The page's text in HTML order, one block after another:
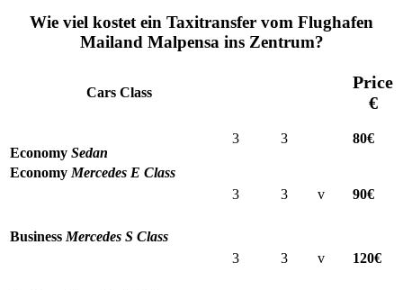
Wie viel kostet ein Taxitransfer vom Flughafen
Mailand Malpensa ins Zentrum?
Cars Class
Price
€
Economy Sedan
3 3 80€
Economy Mercedes E Class
3
3 v 90€
Business Mercedes S Class
3
3 v 120€